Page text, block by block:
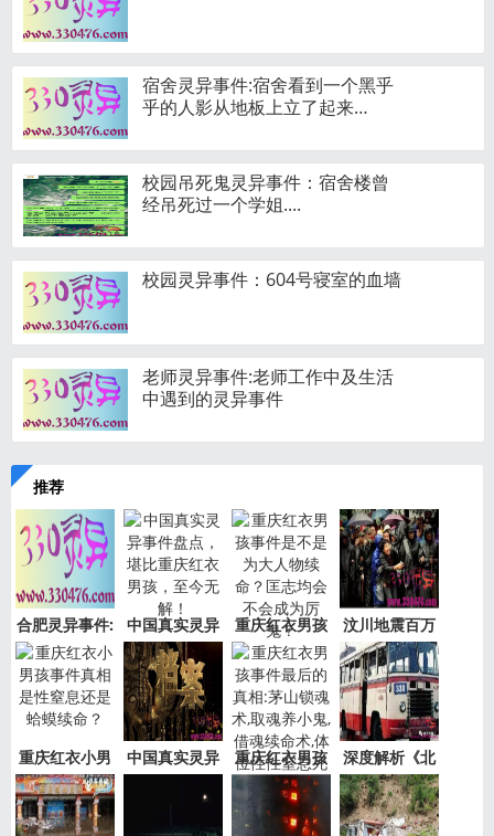
宿舍灵异事件:宿舍看到一个黑乎
乎的人影从地板上立了起来…
校园吊死鬼灵异事件：宿舍楼曾
经吊死过一个学姐....
校园灵异事件：604号寝室的血墙
老师灵异事件:老师工作中及生活
中遇到的灵异事件
推荐
合肥灵异事件:
新加坡
中国真实灵异
事件盘
重庆红衣男孩
事件是
汶川地震百万
“阴兵
重庆红衣小男
孩事件
中国真实灵异
重庆红衣男孩
事件最
深度解析《北
京公交